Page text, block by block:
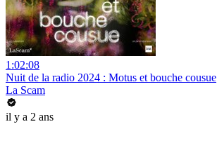
1:02:08
Nuit de la radio 2024 : Motus et bouche cousue
La Scam
il y a 2 ans